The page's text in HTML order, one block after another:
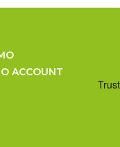
ACCOUNT